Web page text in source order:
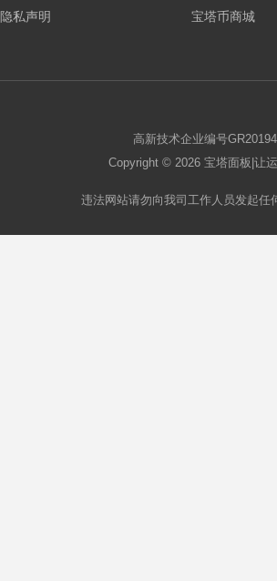
隐私声明 宝塔币商城
高新技术企业编号
Copyright © 2026 宝塔面板 |让
违法网站请勿向我司工作人员发起